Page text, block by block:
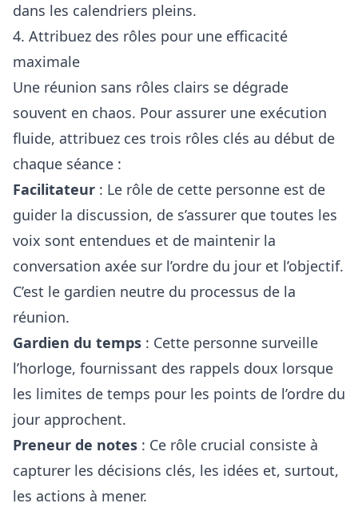
dans les calendriers pleins.
4. Attribuez des rôles pour une efficacité
maximale
Une réunion sans rôles clairs se dégrade
souvent en chaos. Pour assurer une exécution
fluide, attribuez ces trois rôles clés au début de
chaque séance :
Facilitateur : Le rôle de cette personne est de
guider la discussion, de s’assurer que toutes les
voix sont entendues et de maintenir la
conversation axée sur l’ordre du jour et l’objectif.
C’est le gardien neutre du processus de la
réunion.
Gardien du temps : Cette personne surveille
l’horloge, fournissant des rappels doux lorsque
les limites de temps pour les points de l’ordre du
jour approchent.
Preneur de notes : Ce rôle crucial consiste à
capturer les décisions clés, les idées et, surtout,
les actions à mener.